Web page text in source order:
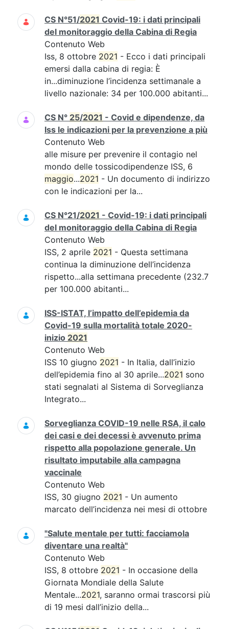
CS N°51/2021 Covid-19: i dati principali
del monitoraggio della Cabina di Regia
Contenuto Web
Iss, 8 ottobre 2021 - Ecco i dati principali
emersi dalla cabina di regia: È
in...diminuzione l’incidenza settimanale a
livello nazionale: 34 per 100.000 abitanti...
CS N° 25/2021 - Covid e dipendenze, da
Iss le indicazioni per la prevenzione a più
Contenuto Web
alle misure per prevenire il contagio nel
mondo delle tossicodipendenze ISS, 6
maggio...2021 - Un documento di indirizzo
con le indicazioni per la...
CS N°21/2021 - Covid-19: i dati principali
del monitoraggio della Cabina di Regia
Contenuto Web
ISS, 2 aprile 2021 - Questa settimana
continua la diminuzione dell’incidenza
rispetto...alla settimana precedente (232.7
per 100.000 abitanti...
ISS-ISTAT, l’impatto dell’epidemia da
Covid-19 sulla mortalità totale 2020-
inizio 2021
Contenuto Web
ISS 10 giugno 2021 - In Italia, dall’inizio
dell’epidemia fino al 30 aprile...2021 sono
stati segnalati al Sistema di Sorveglianza
Integrato...
Sorveglianza COVID-19 nelle RSA, il calo
dei casi e dei decessi è avvenuto prima
rispetto alla popolazione generale. Un
risultato imputabile alla campagna
vaccinale
Contenuto Web
ISS, 30 giugno 2021 - Un aumento
marcato dell’incidenza nei mesi di ottobre
"Salute mentale per tutti: facciamola
diventare una realtà"
Contenuto Web
ISS, 8 ottobre 2021 - In occasione della
Giornata Mondiale della Salute
Mentale...2021, saranno ormai trascorsi più
di 19 mesi dall’inizio della...